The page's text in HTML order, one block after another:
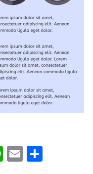
WhatsApp
Email